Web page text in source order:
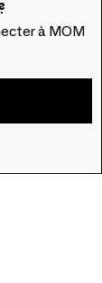
à MOM